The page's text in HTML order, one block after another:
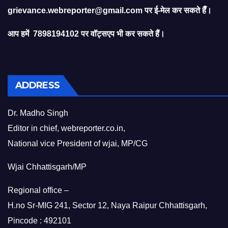
grievance.webreporter@gmail.comपर ई-मेल कर सकते हैँ।
आप हमें 7898194102 पर वॉट्सएप भी कर सकते हैं।
ADDRESS
Dr. Madho Singh
Editor in chief, webreporter.co.in,
National vice President of wjai, MP/CG
Wjai Chhattisgarh/MP
Regional office –
H.no Sr-MIG 241, Sector 12, Naya Raipur Chhattisgarh,
Pincode : 492101